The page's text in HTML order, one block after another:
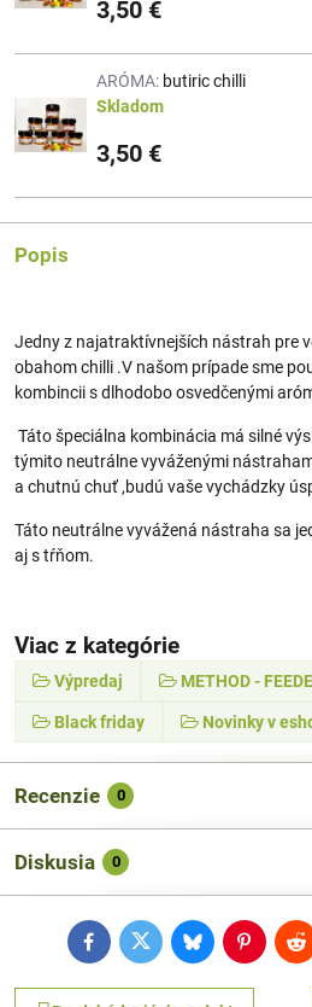
3,50 €
ARÓMA: butiric chilli
Skladom
3,50 €
Popis
Jedny z najatraktívnejších nástrah pre
obahom chilli .V našom prípade sme
kombincii s dlhodobo osvedčenými
Táto špeciálna kombinácia má silné
týmito neutrálne vyváženými
a chutnú chuť ,budú vaše vychádzky
Táto neutrálne vyvážená nástraha sa
aj s tŕňom.
Viac z kategórie
Výpredaj METHOD -
Black friday Novinky v
Recenzie 0
Diskusia 0
FacebookTwitterBlueskyPinterest